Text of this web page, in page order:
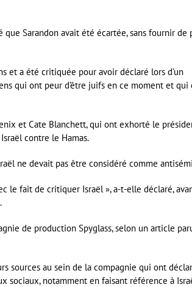
que Sarandon avait été écartée, sans fournir de
et a été critiquée pour avoir déclaré lors d’un
qui ont peur d’être juifs en ce moment et qui
et Cate Blanchett, qui ont exhorté le
contre le Hamas.
ne devait pas être considéré comme
le fait de critiquer Israël », a-t-elle déclaré,
de production Spyglass, selon un article
sources au sein de la compagnie qui ont
sociaux, notamment en faisant référence à